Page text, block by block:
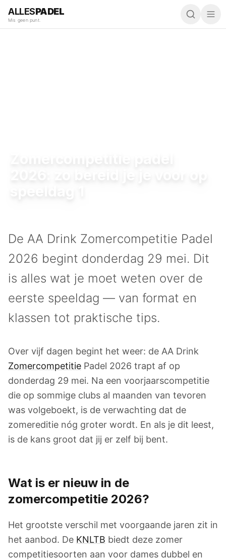
ALLESPADEL
Mis geen punt.
De AA Drink Zomercompetitie Padel
2026 begint donderdag 29 mei. Dit
is alles wat je moet weten over de
eerste speeldag — van format en
klassen tot praktische tips.
Over vijf dagen begint het weer: de AA Drink
Zomercompetitie Padel 2026 trapt af op
donderdag 29 mei. Na een voorjaarscompetitie
die op sommige clubs al maanden van tevoren
was volgeboekt, is de verwachting dat de
zomereditie nóg groter wordt. En als je dit leest,
is de kans groot dat jij er zelf bij bent.
Wat is er nieuw in de
zomercompetitie 2026?
Het grootste verschil met voorgaande jaren zit in
het aanbod. De KNLTB biedt deze zomer
competitiesoorten aan voor dames dubbel en